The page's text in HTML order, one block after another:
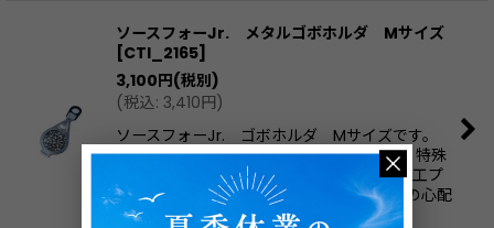
ソースフォーJr. メタルゴボホルダ Mサイズ
[CTI_2165]
3,100円(税別)
(税込: 3,410円)
ソースフォーJr. ゴボホルダ Mサイズです。
パターンホルダとも呼ばれます。 ■概要 ・特殊
耐熱性のアルミで長持ちします。 ・耐熱加工プ
ラスチックハンドルもついており、やけどの心配
もな…